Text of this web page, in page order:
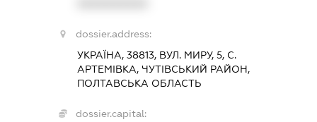
dossier.address:
УКРАЇНА, 38813, ВУЛ. МИРУ, 5, С.
АРТЕМІВКА, ЧУТІВСЬКИЙ РАЙОН,
ПОЛТАВСЬКА ОБЛАСТЬ
dossier.capital: